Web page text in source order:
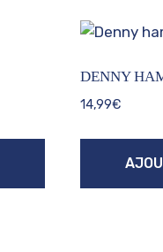
DENNY
14,99€